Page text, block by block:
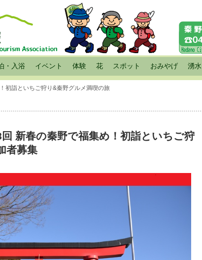
・入浴 イベント 体験 花 スポット おみやげ 湧水
初詣といちご狩り&秦野グルメ満喫の旅
新春の秦野で福集め！初詣といちご狩
者募集